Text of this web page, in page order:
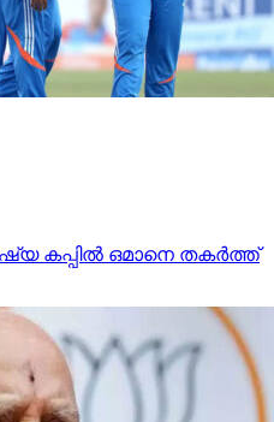
കപ്പില്‍ ഒമാനെ തകര്‍ത്ത്